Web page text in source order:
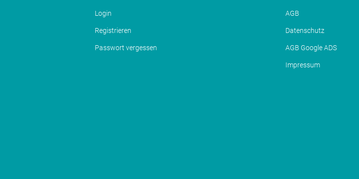
Login
Registrieren
Passwort vergessen
AGB
Datenschutz
AGB Google ADS
Impressum